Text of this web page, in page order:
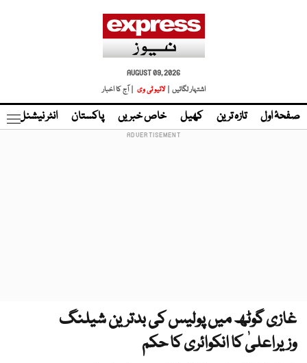
AUGUST 09, 2026
اشتہار لگائیں |
لائیو ٹی وی | آج کا اخبار
صفحۂ اول تازہ ترین کھیل خاص خبریں پاکستان انٹر نیشنل
غازی گوٹھ میں پولیس کی بدترین شیلنگ
وزیراعلیٰ کا انکوائری کا حکم